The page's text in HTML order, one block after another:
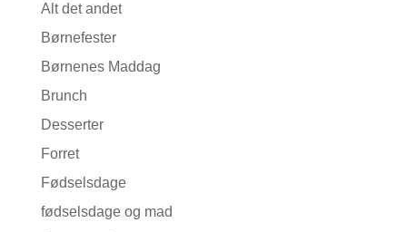
Alt det andet
Børnefester
Børnenes Maddag
Brunch
Desserter
Forret
Fødselsdage
fødselsdage og mad